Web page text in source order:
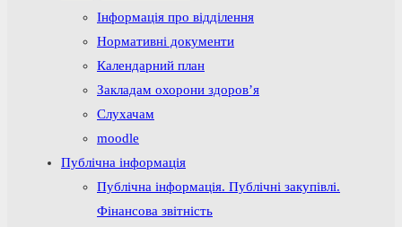
Інформація про відділення
Нормативні документи
Календарний план
Закладам охорони здоров’я
Слухачам
moodle
Публічна інформація
Публічна інформація. Публічні закупівлі.
Фінансова звітність